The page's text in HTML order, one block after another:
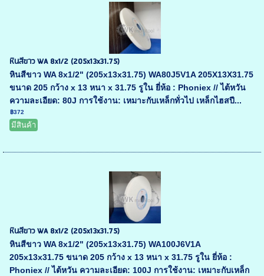
หินสีขาว WA 8x1/2 (205x13x31.75)
หินสีขาว WA 8x1/2" (205x13x31.75) WA80J5V1A 205X13X31.75
ขนาด 205 กว้าง x 13 หนา x 31.75 รูใน ยี่ห้อ : Phoniex // ไต้หวัน
ความละเอียด: 80J การใช้งาน: เหมาะกับเหล็กทั่วไป เหล็กไฮสปี...
฿372
มีสินค้า
หินสีขาว WA 8x1/2 (205x13x31.75)
หินสีขาว WA 8x1/2" (205x13x31.75) WA100J6V1A
205x13x31.75 ขนาด 205 กว้าง x 13 หนา x 31.75 รูใน ยี่ห้อ :
Phoniex // ไต้หวัน ความละเอียด: 100J การใช้งาน: เหมาะกับเหล็ก